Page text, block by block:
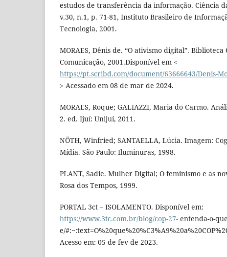
estudos de transferência da informação. Ciência
v.30, n.1, p. 71-81, Instituto Brasileiro de
Tecnologia, 2001.
MORAES, Dênis de. “O ativismo digital”.
Comunicação, 2001.Disponível em <
https://pt.scribd.com/document/63666643/Denis-
> Acessado em 08 de mar de 2024.
MORAES, Roque; GALIAZZI, Maria do Carmo.
2. ed. Ijuí: Unijuí, 2011.
NÖTH, Winfried; SANTAELLA, Lúcia. Imagem:
Mídia. São Paulo: Iluminuras, 1998.
PLANT, Sadie. Mulher Digital; O feminismo e as
Rosa dos Tempos, 1999.
PORTAL 3ct – ISOLAMENTO. Disponível em:
https://www.3tc.com.br/blog/cop-27- entenda-o-que
e/
Acesso em: 05 de fev de 2023.